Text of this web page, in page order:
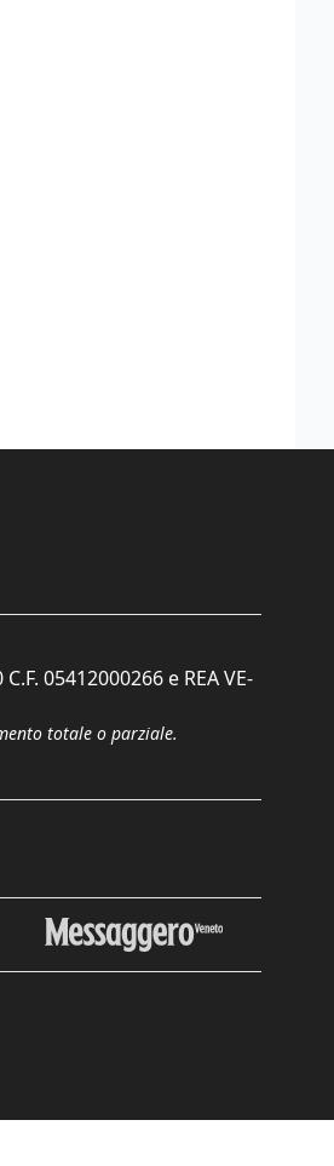
05412000266 e REA VE-
totale o parziale.